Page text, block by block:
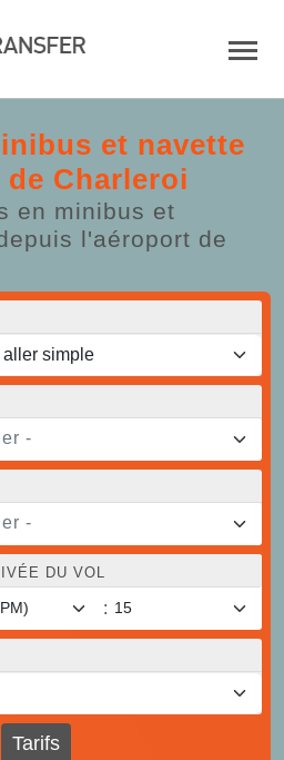
et navette
Charleroi
en minibus et
l'aéroport de
-
-
DU VOL
:
Tarifs